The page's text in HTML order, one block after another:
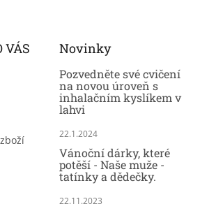
VÁS Novinky
Pozvedněte své cvičení
na novou úroveň s
inhalačním kyslíkem v
lahvi
22.1.2024
Vánoční dárky, které
potěší - Naše muže -
tatínky a dědečky.
22.11.2023